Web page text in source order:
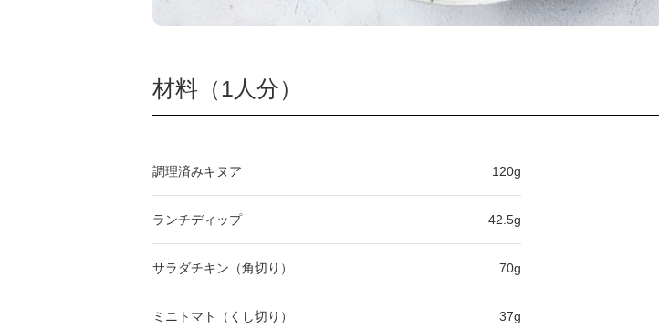
材料（1人分）
調理済みキヌア 120g
ランチディップ 42.5g
サラダチキン（角切り） 70g
ミニトマト（くし切り） 37g